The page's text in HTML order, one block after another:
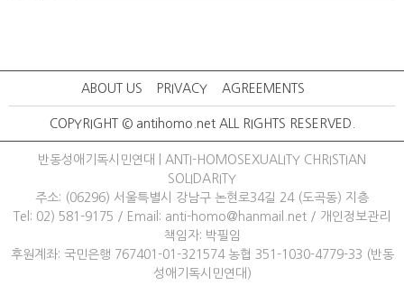
ABOUT US PRIVACY AGREEMENTS
COPYRIGHT © antihomo.net ALL RIGHTS RESERVED.
반동성애기독시민연대 | ANTI-HOMOSEXUALITY CHRISTIAN
SOLIDARITY
주소: (06296) 서울특별시 강남구 논현로34길 24 (도곡동) 지층
Tel: 02) 581-9175 / Email: anti-homo@hanmail.net / 개인정보관리
책임자: 박필임
후원계좌: 국민은행 767401-01-321574 농협 351-1030-4779-33 (반동
성애기독시민연대)